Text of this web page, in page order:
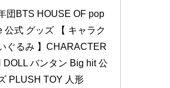
団BTS HOUSE OF pop
公式 グッズ 【 キャラク
ぐるみ 】CHARACTER
DOLL バンタン Big hit 公
PLUSH TOY 人形